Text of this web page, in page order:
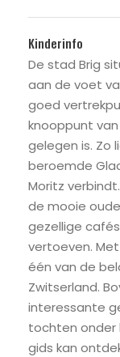
Kinderinfo
De stad Brig
aan de voet
goed
knooppunt
gelegen is. Zo
beroemde
Moritz
de mooie
gezellige
vertoeven.
één van de
Zwitserland.
interessante
tochten onder
gids kan